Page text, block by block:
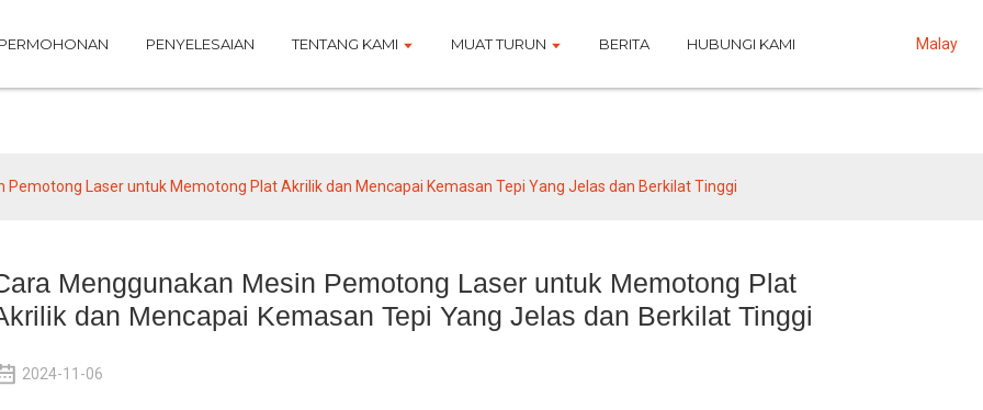
PERMOHONAN PENYELESAIAN TENTANG KAMI MUAT TURUN BERITA HUBUNGI KAMI Malay
Berita
Pemotong Laser untuk Memotong Plat Akrilik dan Mencapai Kemasan Tepi Yang Jelas dan Berkilat Tinggi
Menggunakan Mesin Pemotong Laser untuk Memotong Plat
dan Mencapai Kemasan Tepi Yang Jelas dan Berkilat Tinggi
2024-11-06